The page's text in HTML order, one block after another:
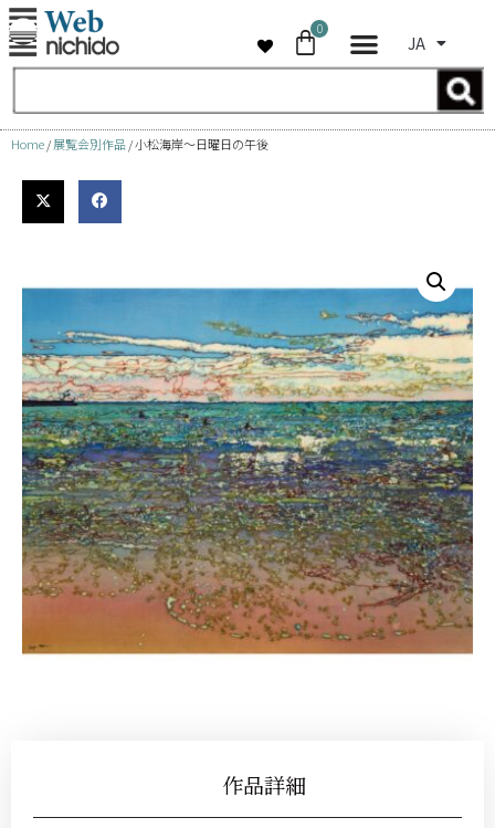
コ
テ
ン
ス
0
JA
Home/展覧会別作品 / 小松海岸～日曜日の午後
作品詳細